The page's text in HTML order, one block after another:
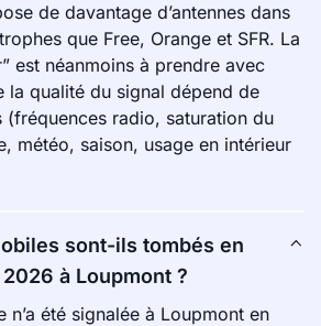
de davantage d’antennes dans
que Free, Orange et SFR. La
est néanmoins à prendre avec
la qualité du signal dépend de
(fréquences radio, saturation du
météo, saison, usage en intérieur
sont-ils tombés en
à Loupmont ?
n’a été signalée à Loupmont en